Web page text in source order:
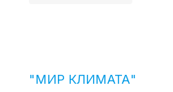
"МИР КЛИМАТА"